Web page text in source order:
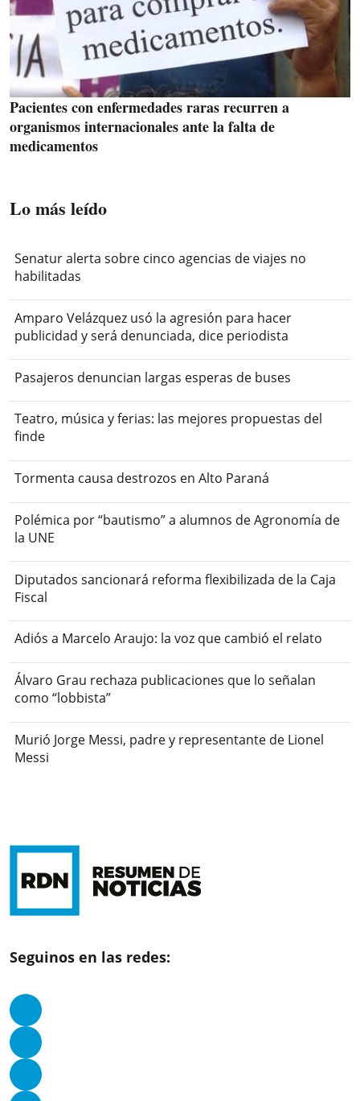
Pacientes con enfermedades raras recurren a
organismos internacionales ante la falta de
medicamentos
Lo más leído
Senatur alerta sobre cinco agencias de viajes no
habilitadas
Amparo Velázquez usó la agresión para hacer
publicidad y será denunciada, dice periodista
Pasajeros denuncian largas esperas de buses
Teatro, música y ferias: las mejores propuestas del
finde
Tormenta causa destrozos en Alto Paraná
Polémica por “bautismo” a alumnos de Agronomía de
la UNE
Diputados sancionará reforma flexibilizada de la Caja
Fiscal
Adiós a Marcelo Araujo: la voz que cambió el relato
Álvaro Grau rechaza publicaciones que lo señalan
como “lobbista”
Murió Jorge Messi, padre y representante de Lionel
Messi
Seguinos en las redes: